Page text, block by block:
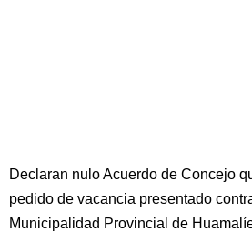
Declaran nulo Acuerdo de Concejo
pedido de vacancia presentado
Municipalidad Provincial de